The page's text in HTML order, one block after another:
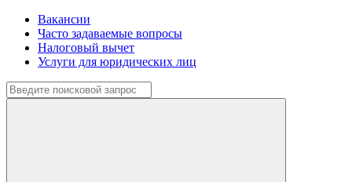
Вакансии
Часто задаваемые вопросы
Налоговый вычет
Услуги для юридических лиц